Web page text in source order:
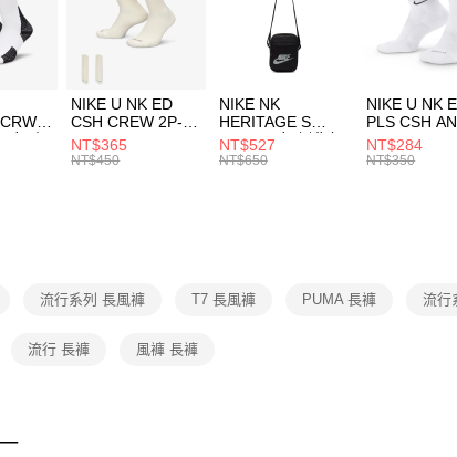
【「AFTEE
１．於結帳
付」結帳頁
２．訂單成
３．收到繳
／ATM／網
※ 請注意：
絡購買商品的
先享後付繳納
１．透過由
交易，需依本
每筆
付款後門市自
每筆NT$100
女 中
NIKE U NK ED
CSH CREW 2P-
144 EMBRDY 男
女 短統襪
NT$365
NT$450
NIKE NK
HERITAGE S
SMIT 男女 側背包
BA5871010
NT$527
NT$650
NIKE U NK
PLS CSH
144 DBL 男
襪
NT$284
NT$350
流行系列 長風褲 T7 長風褲 PUMA 長褲 流行
流行 長褲 風褲 長褲